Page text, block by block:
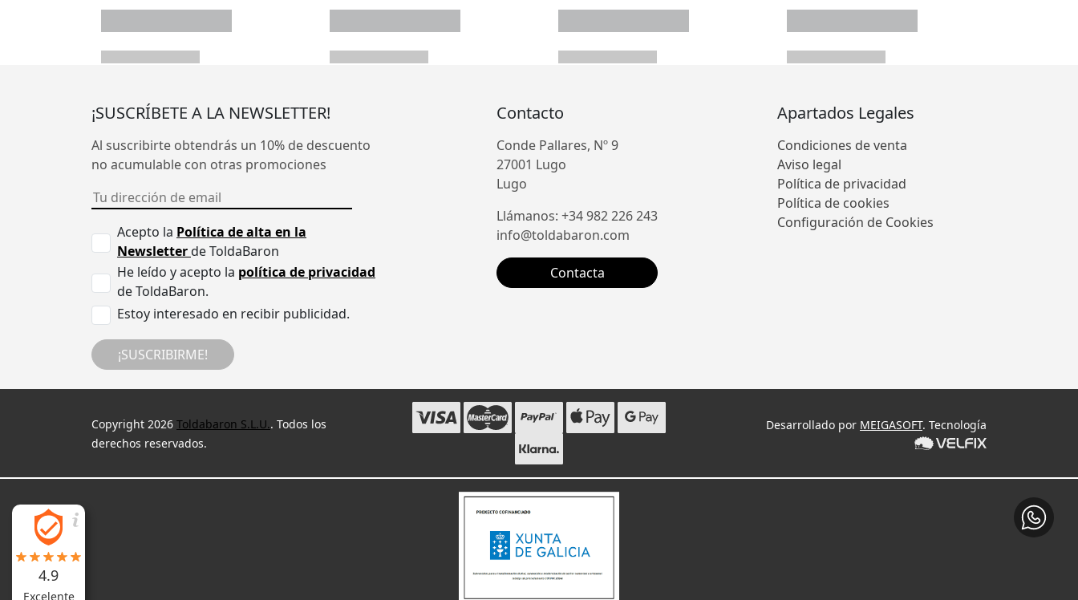
¡SUSCRÍBETE A LA NEWSLETTER!
Al suscribirte obtendrás un 10% de descuento
no acumulable con otras promociones
Acepto la Política de alta en la
Newsletterde ToldaBaron
He leído y acepto la política de privacidad
de ToldaBaron.
Estoy interesado en recibir publicidad.
¡SUSCRIBIRME!
Contacto
Conde Pallares, Nº 9
27001 Lugo
Lugo
Llámanos: +34 982 226 243
info@toldabaron.com
Contacta
Apartados Legales
Condiciones de venta
Aviso legal
Política de privacidad
Política de cookies
Configuración de Cookies
Copyright 2026 Toldabaron S.L.U.. Todos los
derechos reservados.
Desarrollado por MEIGASOFT. Tecnología
4.9
Excelente